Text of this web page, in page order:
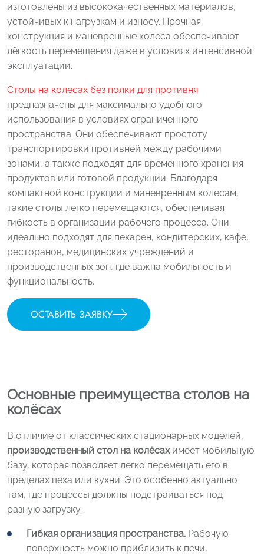
изготовлены из высококачественных материалов,
устойчивых к нагрузкам и износу. Прочная
конструкция и маневренные колеса обеспечивают
лёгкость перемещения даже в условиях интенсивной
эксплуатации.
Столы на колесах без полки для противня
предназначены для максимально удобного
использования в условиях ограниченного
пространства. Они обеспечивают простоту
транспортировки противней между рабочими
зонами, а также подходят для временного хранения
продуктов или готовой продукции. Благодаря
компактной конструкции и маневренным колесам,
такие столы легко перемещаются, обеспечивая
гибкость в организации рабочего процесса. Они
идеально подходят для пекарен, кондитерских, кафе,
ресторанов, медицинских учреждений и
производственных зон, где важна мобильность и
функциональность.
ОСТАВИТЬ ЗАЯВКУ
Основные преимущества столов на
колёсах
В отличие от классических стационарных моделей,
производственный стол на колёсахимеет мобильную
базу, которая позволяет легко перемещать его в
пределах цеха или кухни. Это особенно актуально
там, где процессы должны подстраиваться под
разную загрузку.
Гибкая организация пространства. Рабочую
поверхность можно приблизить к печи,